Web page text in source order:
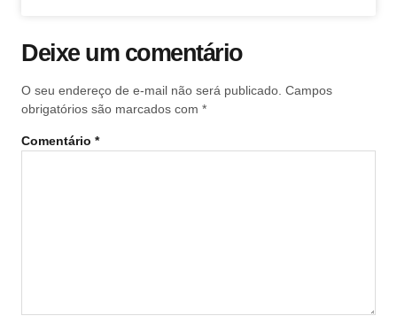
Deixe um comentário
O seu endereço de e-mail não será publicado. Campos
obrigatórios são marcados com *
Comentário *